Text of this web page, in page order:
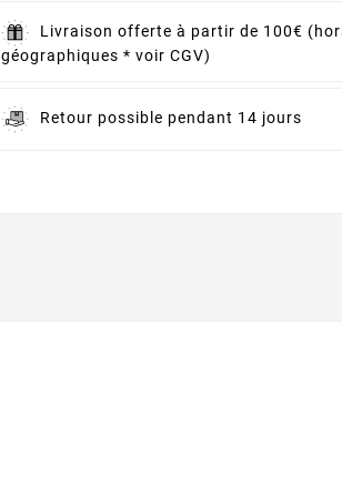
Livraison offerte à partir de 100€
géographiques * voir CGV)
Retour possible pendant 14 jours